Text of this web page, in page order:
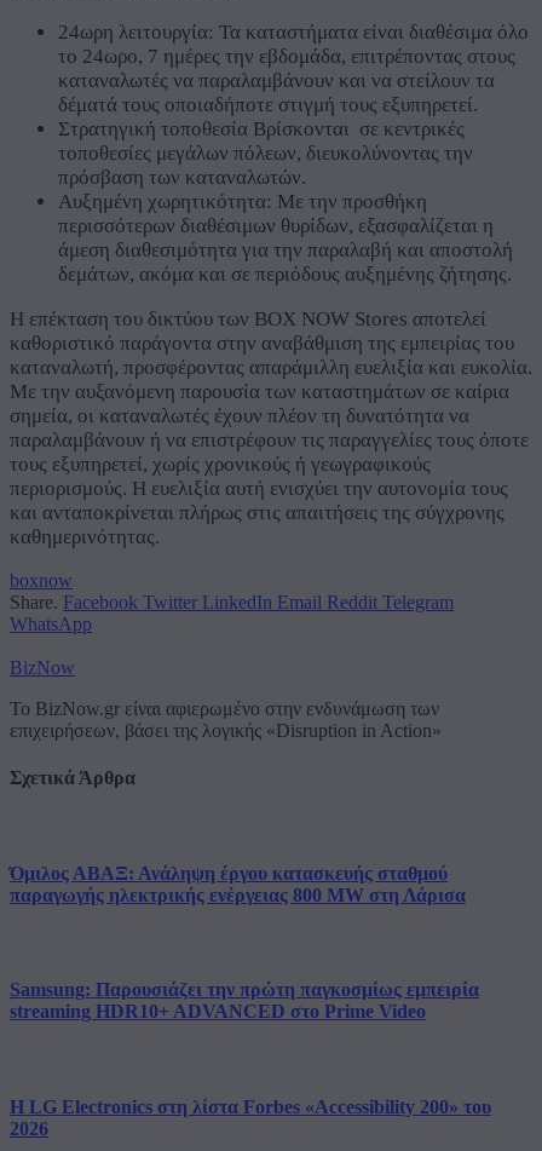
24ωρη λειτουργία: Τα καταστήματα είναι διαθέσιμα όλο
το 24ωρο, 7 ημέρες την εβδομάδα, επιτρέποντας στους
καταναλωτές να παραλαμβάνουν και να στείλουν τα
δέματά τους οποιαδήποτε στιγμή τους εξυπηρετεί.
Στρατηγική τοποθεσία Βρίσκονται σε κεντρικές
τοποθεσίες μεγάλων πόλεων, διευκολύνοντας την
πρόσβαση των καταναλωτών.
Αυξημένη χωρητικότητα: Με την προσθήκη
περισσότερων διαθέσιμων θυρίδων, εξασφαλίζεται η
άμεση διαθεσιμότητα για την παραλαβή και αποστολή
δεμάτων, ακόμα και σε περιόδους αυξημένης ζήτησης.
Η επέκταση του δικτύου των BOX NOW Stores αποτελεί
καθοριστικό παράγοντα στην αναβάθμιση της εμπειρίας του
καταναλωτή, προσφέροντας απαράμιλλη ευελιξία και ευκολία.
Με την αυξανόμενη παρουσία των καταστημάτων σε καίρια
σημεία, οι καταναλωτές έχουν πλέον τη δυνατότητα να
παραλαμβάνουν ή να επιστρέφουν τις παραγγελίες τους όποτε
τους εξυπηρετεί, χωρίς χρονικούς ή γεωγραφικούς
περιορισμούς. Η ευελιξία αυτή ενισχύει την αυτονομία τους
και ανταποκρίνεται πλήρως στις απαιτήσεις της σύγχρονης
καθημερινότητας.
boxnow
Share. Facebook Twitter LinkedIn Email Reddit Telegram
WhatsApp
BizNow
Το BizNow.gr είναι αφιερωμένο στην ενδυνάμωση των
επιχειρήσεων, βάσει της λογικής «Disruption in Action»
Σχετικά Άρθρα
Όμιλος ΑΒΑΞ: Ανάληψη έργου κατασκευής σταθμού
παραγωγής ηλεκτρικής ενέργειας 800 ΜW στη Λάρισα
Samsung: Παρουσιάζει την πρώτη παγκοσμίως εμπειρία
streaming HDR10+ ADVANCED στο Prime Video
Η LG Electronics στη λίστα Forbes «Accessibility 200» του
2026